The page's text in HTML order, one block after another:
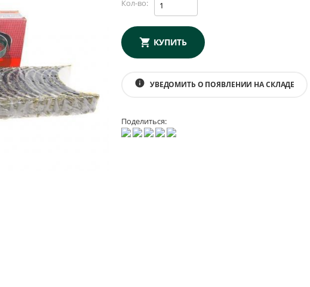
Кол-во:
КУПИТЬ
info УВЕДОМИТЬ О ПОЯВЛЕНИИ НА СКЛАДЕ
Поделиться: